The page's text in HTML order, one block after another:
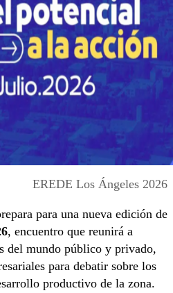
EREDE Los Ángeles 2026
para una nueva edición de
, encuentro que reunirá a
del mundo público y privado,
para debatir sobre los
productivo de la zona.